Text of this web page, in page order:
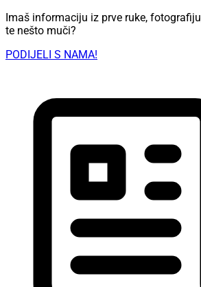
Imaš informaciju iz prve ruke,
te nešto muči?
PODIJELI S NAMA!